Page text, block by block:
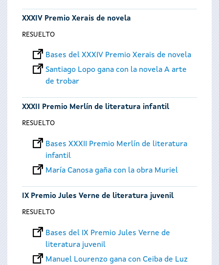
XXXIV Premio Xerais de novela
RESUELTO
Bases del XXXIV Premio Xerais de novela
Santiago Lopo gana con la novela A arte
de trobar
XXXII Premio Merlín de literatura infantil
RESUELTO
Bases XXXII Premio Merlín de literatura
infantil
María Canosa gaña con la obra Muriel
IX Premio Jules Verne de literatura juvenil
RESUELTO
Bases del IX Premio Jules Verne de
literatura juvenil
Manuel Lourenzo gana con Ceiba de Luz